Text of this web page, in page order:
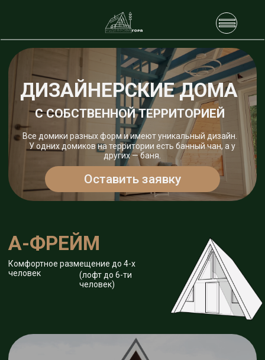
ДИЗАЙНЕРСКИЕ ДОМА
С СОБСТВЕННОЙ ТЕРРИТОРИЕЙ
Все домики разных форм и имеют уникальный дизайн.
У одних домиков на территории есть банный чан, а у
других — баня.
Оставить заявку
А-ФРЕЙМ
Комфортное размещение до 4-х
человек
человек)